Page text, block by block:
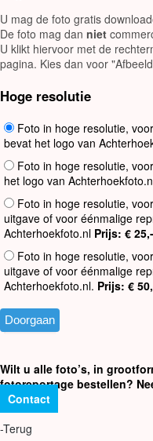
U mag de foto gratis
De foto mag dan niet
U klikt hiervoor met de
pagina. Kies dan voor
Hoge resolutie
Foto in hoge resolutie,
bevat het logo van
Foto in hoge resolutie,
het logo van
Foto in hoge resolutie,
uitgave of voor éénmalige
Achterhoekfoto.nl Prijs: € 25,-
Foto in hoge resolutie,
uitgave of voor éénmalige
Achterhoekfoto.nl. Prijs: €
Wilt u alle foto’s, in
fotoreportage bestellen?
Contact
-Terug